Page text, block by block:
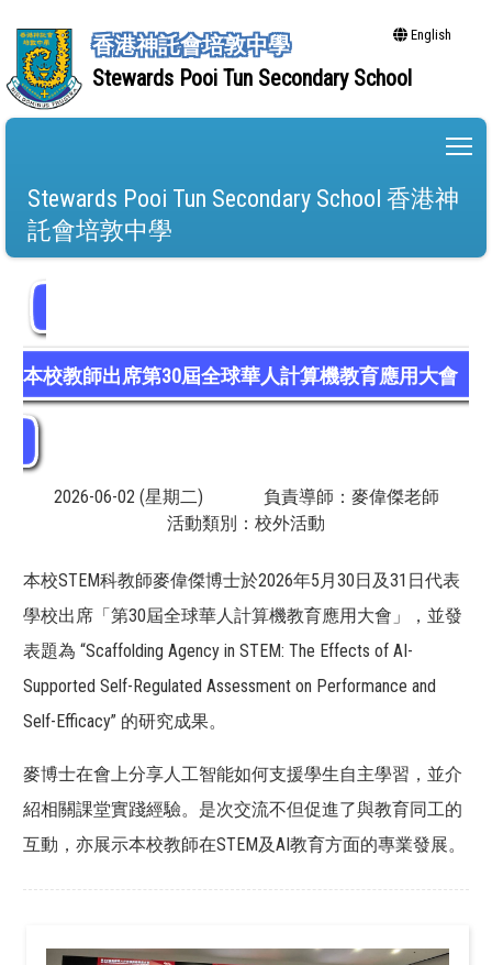
香港神託會培敦中學
Stewards Pooi Tun Secondary School
English
Stewards Pooi Tun Secondary School 香港神
託會培敦中學
本校教師出席第30屆全球華人計算機教育應用大會
2026-06-02 (星期二)
負責導師：麥偉傑老師
活動類別：校外活動
本校STEM科教師麥偉傑博士於2026年5月30日及31日代表
學校出席「第30屆全球華人計算機教育應用大會」，並發
表題為 “Scaffolding Agency in STEM: The Effects of AI-
Supported Self-Regulated Assessment on Performance and
Self-Efficacy” 的研究成果。
麥博士在會上分享人工智能如何支援學生自主學習，並介
紹相關課堂實踐經驗。是次交流不但促進了與教育同工的
互動，亦展示本校教師在STEM及AI教育方面的專業發展。